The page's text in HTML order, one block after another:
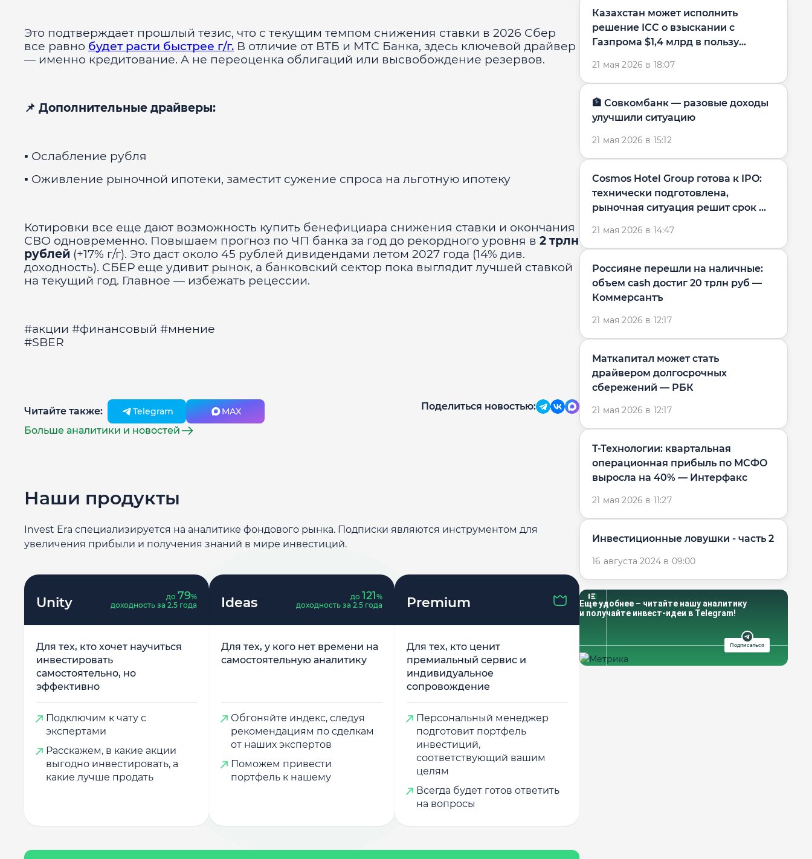
Это подтверждает прошлый тезис, что с текущим темпом снижения ставки в 2026 Сбер
все равно будет расти быстрее г/г. В отличие от ВТБ и МТС Банка, здесь ключевой драйвер
— именно кредитование. А не переоценка облигаций или высвобождение резервов.
📌 Дополнительные драйверы:
▪️ Ослабление рубля
▪️ Оживление рыночной ипотеки, заместит сужение спроса на льготную ипотеку
Котировки все еще дают возможность купить бенефициара снижения ставки и окончания
СВО одновременно. Повышаем прогноз по ЧП банка за год до рекордного уровня в 2 трлн
рублей (+17% г/г). Это даст около 45 рублей дивидендами летом 2027 года (14% див.
доходность). СБЕР еще удивит рынок, а банковский сектор пока выглядит лучшей ставкой
на текущий год. Главное — избежать рецессии.
#акции #финансовый #мнение
#SBER
Читайте также: Telegram MAX
Больше аналитики и новостей
Поделиться новостью:
Наши продукты
Invest Era специализируется на аналитике фондового рынка. Подписки являются инструментом для
увеличения прибыли и получения знаний в мире инвестиций.
Unity до79%
доходность за 2.5 года
Для тех, кто хочет научиться
инвестировать
самостоятельно, но
эффективно
Подключим к чату с
экспертами
Расскажем, в какие акции
выгодно инвестировать, а
какие лучше продать
Ideas до 121%
доходность за 2.5 года
Для тех, у кого нет времени на
самостоятельную аналитику
Обгоняйте индекс, следуя
рекомендациям по сделкам
от наших экспертов
Поможем привести
портфель к нашему
Premium
Для тех, кто ценит
премиальный сервис и
индивидуальное
сопровождение
Персональный менеджер
подготовит портфель
инвестиций,
соответствующий вашим
целям
Всегда будет готов ответить
на вопросы
Казахстан может исполнить
решение ICC о взыскании с
Газпрома $1,4 млрд в пользу
21 мая 2026 в 18:07
🏦 Совкомбанк — разовые доходы
улучшили ситуацию
21 мая 2026 в 15:12
Cosmos Hotel Group готова к IPO:
технически подготовлена,
рыночная ситуация решит срок —
21 мая 2026 в 14:47
Россияне перешли на наличные:
объем cash достиг 20 трлн руб —
Коммерсантъ
21 мая 2026 в 12:17
Маткапитал может стать
драйвером долгосрочных
сбережений — РБК
21 мая 2026 в 12:17
Т-Технологии: квартальная
операционная прибыль по МСФО
выросла на 40% — Интерфакс
21 мая 2026 в 11:27
​​Инвестиционные ловушки - часть 2
16 августа 2024 в 09:00
Еще удобнее – читайте нашу аналитику
и получайте инвест-идеи в Telegram!
Подписаться